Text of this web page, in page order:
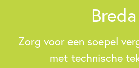
Breda
Zorg voor een soepel
met technische